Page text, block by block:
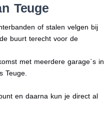
Teuge
of stalen velgen bij
buurt terecht voor de
met meerdere garage`s in
Teuge.
en daarna kun je direct al